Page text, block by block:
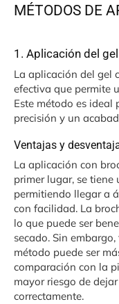
MÉTODOS DE
1. Aplicación del
La aplicación del gel
efectiva que permite
Este método es ideal
precisión y un
Ventajas y
La aplicación con
primer lugar, se tiene
permitiendo llegar a
con facilidad. La
lo que puede ser
secado. Sin
método puede ser
comparación con la
mayor riesgo de
correctamente.